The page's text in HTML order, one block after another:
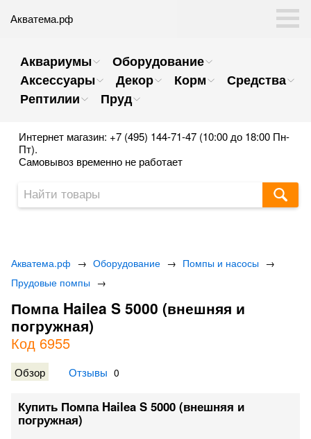
Акватема.рф
Аквариумы
Оборудование
Аксессуары
Декор Корм
Средства
Рептилии
Пруд
Интернет магазин: +7 (495) 144-71-47 (10:00 до 18:00 Пн-
Пт).
Самовывоз временно не работает
Акватема.рф → Оборудование → Помпы и насосы →
Прудовые помпы →
Помпа Hailea S 5000 (внешняя и
погружная)
Код 6955
Обзор Отзывы 0
Купить Помпа Hailea S 5000 (внешняя и
погружная)